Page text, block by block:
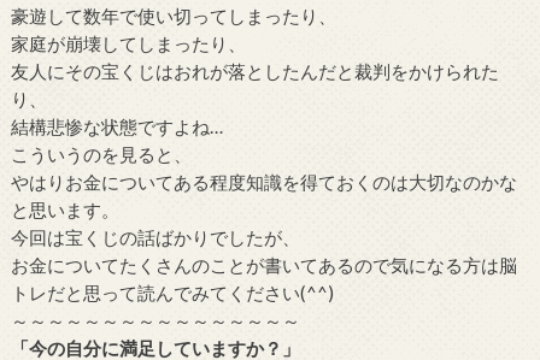
豪遊して数年で使い切ってしまったり、
家庭が崩壊してしまったり、
友人にその宝くじはおれが落としたんだと裁判をかけられた
り、
結構悲惨な状態ですよね…
こういうのを見ると、
やはりお金についてある程度知識を得ておくのは大切なのかな
と思います。
今回は宝くじの話ばかりでしたが、
お金についてたくさんのことが書いてあるので気になる方は脳
トレだと思って読んでみてください(^^)
～～～～～～～～～～～～～～～～
「今の自分に満足していますか？」